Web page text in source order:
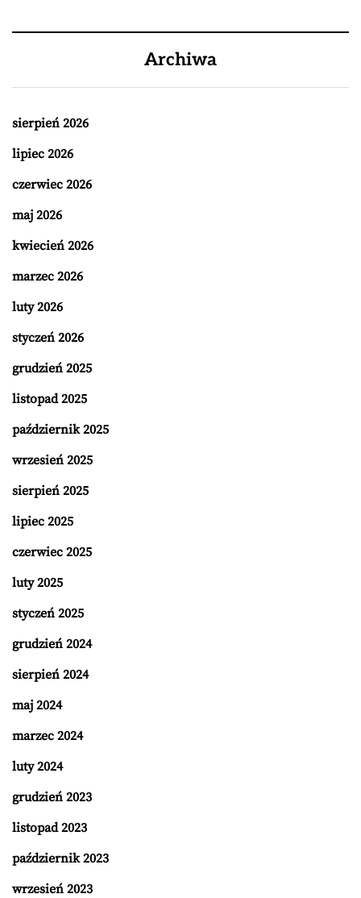
Archiwa
sierpień 2026
lipiec 2026
czerwiec 2026
maj 2026
kwiecień 2026
marzec 2026
luty 2026
styczeń 2026
grudzień 2025
listopad 2025
październik 2025
wrzesień 2025
sierpień 2025
lipiec 2025
czerwiec 2025
luty 2025
styczeń 2025
grudzień 2024
sierpień 2024
maj 2024
marzec 2024
luty 2024
grudzień 2023
listopad 2023
październik 2023
wrzesień 2023